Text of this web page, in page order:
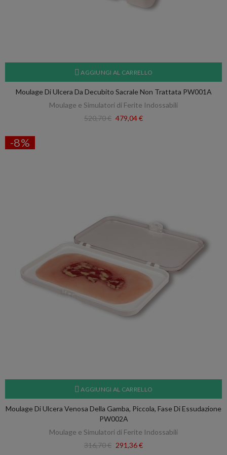
AGGIUNGI AL CARRELLO
Moulage Di Ulcera Da Decubito Sacrale Non Trattata PW001A
Moulage e Simulatori di Ferite Indossabili
520,70 € 479,04 €
-8%
AGGIUNGI AL CARRELLO
Moulage Di Ulcera Venosa Della Gamba, Piccola, Fase Di Essudazione
PW002A
Moulage e Simulatori di Ferite Indossabili
316,70 € 291,36 €